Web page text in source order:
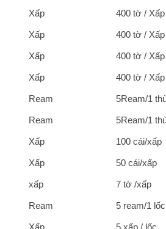
Xấp 400 tờ / Xấp
Xấp 400 tờ / Xấp
Xấp 400 tờ / Xấp
Xấp 400 tờ / Xấp
Ream 5Ream/1
Ream 5Ream/1
Xấp 100 cái/xấp
Xấp 50 cái/xấp
xấp 7 tờ /xấp
Ream 5 ream/1 lốc
Xấp 5 xấp / lốc